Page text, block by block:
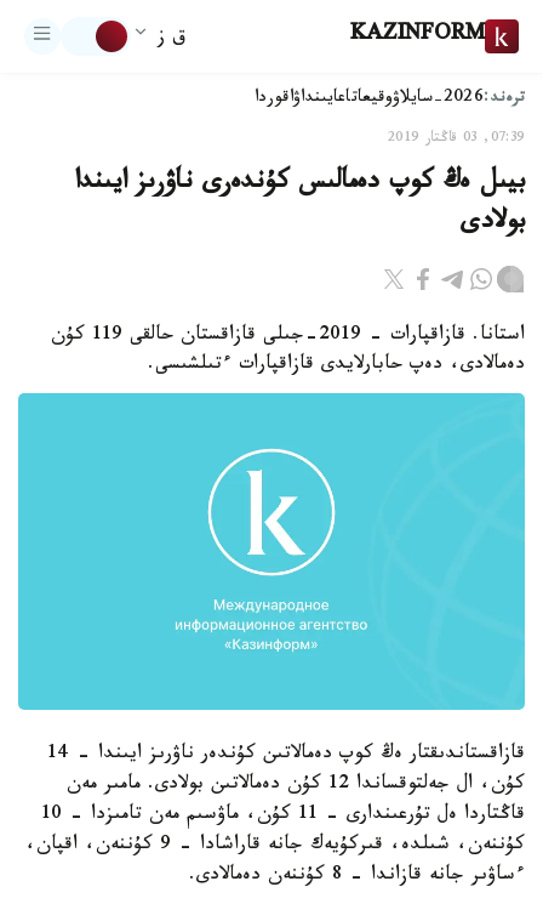
KAZINFORM ق ز
ترەند:2026-سايلاۋ وقيعاتاعايىنداۋاقوردا
07:39, 03 قاڭتار 2019
بيىل ەڭ كوپ دەمالىس كۇندەرى ناۋرىز ايىندا
بولادى
استانا. قازاقپارات - 2019-جىلى قازاقستان حالقى 119 كۇن
دەمالادى، دەپ حابارلايدى قازاقپارات ءتىلشىسى.
قازاقستاندىقتار ەڭ كوپ دەمالاتىن كۇندەر ناۋرىز ايىندا - 14
كۇن، ال جەلتوقساندا 12 كۇن دەمالاتىن بولادى. مامىر مەن
قاڭتاردا ەل تۇرعىندارى - 11 كۇن، ماۋسىم مەن تامىزدا - 10
كۇننەن، شىلدە، قىركۇيەك جانە قاراشادا - 9 كۇننەن، اقپان،
ءساۋىر جانە قازاندا - 8 كۇننەن دەمالادى.